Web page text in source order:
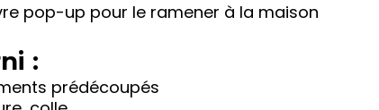
pop-up pour le ramener à la maison
:
prédécoupés